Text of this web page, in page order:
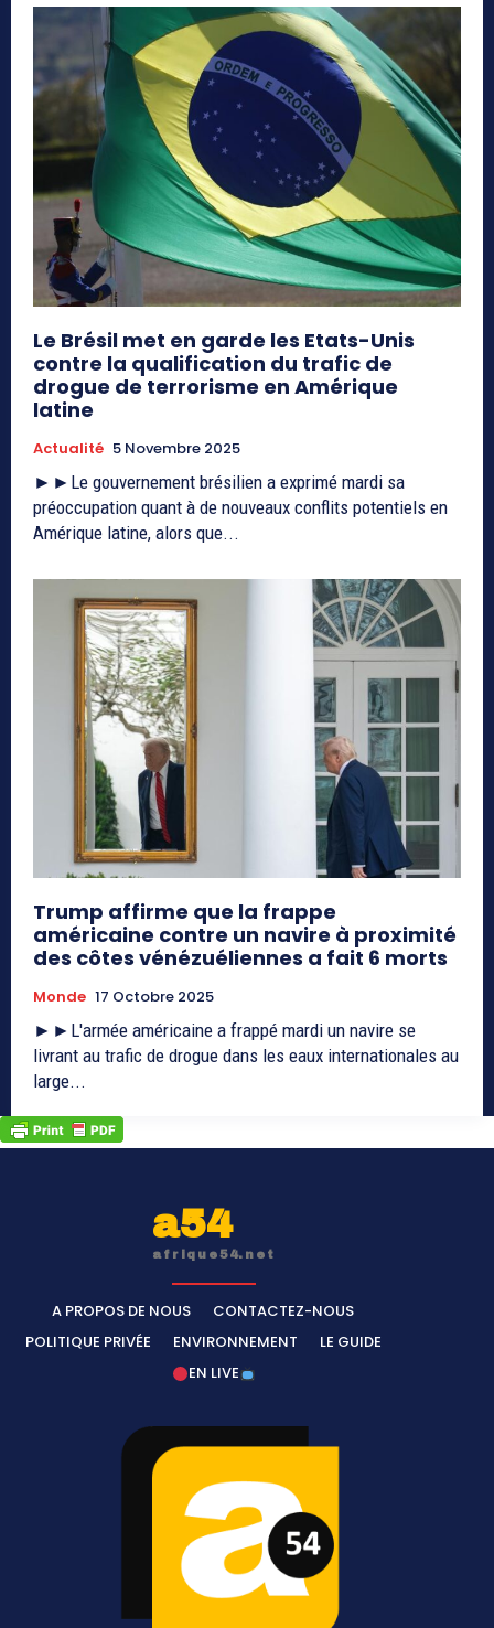
Le Brésil met en garde les Etats-Unis
contre la qualification du trafic de
drogue de terrorisme en Amérique
latine
Actualité 5 Novembre 2025
►►Le gouvernement brésilien a exprimé mardi sa
préoccupation quant à de nouveaux conflits potentiels en
Amérique latine, alors que...
Trump affirme que la frappe
américaine contre un navire à proximité
des côtes vénézuéliennes a fait 6 morts
Monde 17 Octobre 2025
►►L'armée américaine a frappé mardi un navire se
livrant au trafic de drogue dans les eaux internationales au
large...
a54
afrique54.net
A PROPOS DE NOUS
CONTACTEZ-NOUS
POLITIQUE PRIVÉE
ENVIRONNEMENT
LE GUIDE
EN LIVE